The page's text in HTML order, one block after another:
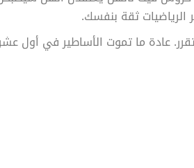
ثقة بنفسك.
عادة ما تموت الأساطير في أول